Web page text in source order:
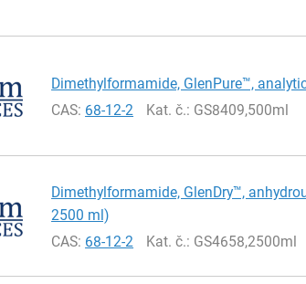
Dimethylformamide, GlenPure™,
CAS: 68-12-2 Kat. č.: GS8409,500ml
Dimethylformamide, GlenDry™,
2500 ml)
CAS: 68-12-2 Kat. č.: GS4658,2500ml